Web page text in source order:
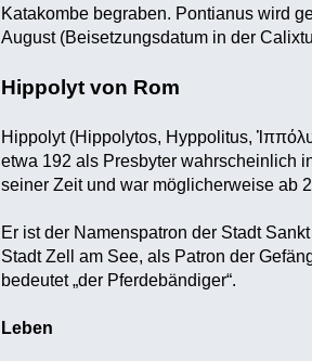
Katakombe begraben. Pontianus wird
August (Beisetzungsdatum in der
Hippolyt von Rom
Hippolyt (Hippolytos, Hyppolitus,
etwa 192 als Presbyter wahrscheinlich
seiner Zeit und war möglicherweise ab
Er ist der Namenspatron der Stadt
Stadt Zell am See, als Patron der
bedeutet „der Pferdebändiger“.
Leben